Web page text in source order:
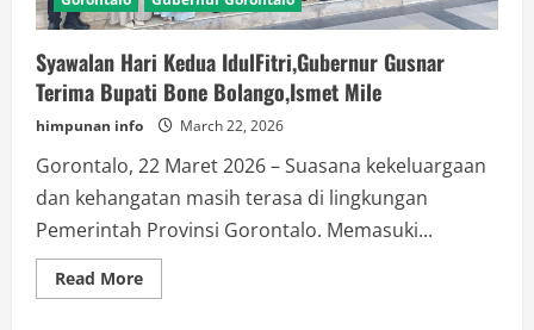
Syawalan Hari Kedua IdulFitri,Gubernur Gusnar
Terima Bupati Bone Bolango,Ismet Mile
himpunan info March 22, 2026
Gorontalo, 22 Maret 2026 – Suasana kekeluargaan
dan kehangatan masih terasa di lingkungan
Pemerintah Provinsi Gorontalo. Memasuki...
Read MoreRead
more